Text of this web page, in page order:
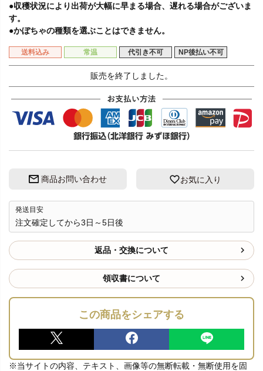
●収穫状況により出荷が大幅に早まる場合、遅れる場合がございま
す。
●かぼちゃの種類を選ぶことはできません。
送料込み 常温 代引き不可 NP後払い不可
販売を終了しました。
商品お問い合わせ お気に入り
発送目安
注文確定してから3日～5日後
返品・交換について
領収書について
この商品をシェアする
※当サイトの内容、テキスト、画像等の無断転載・無断使用を固